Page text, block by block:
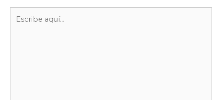
aquí...